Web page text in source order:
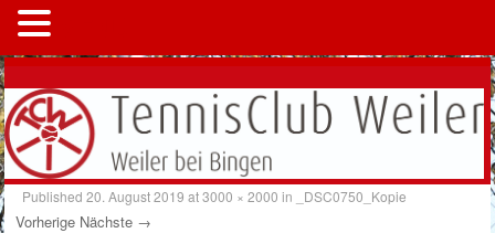
Published20. August 2019 at3000 × 2000 in _DSC0750_Kopie
Vorherige Nächste →